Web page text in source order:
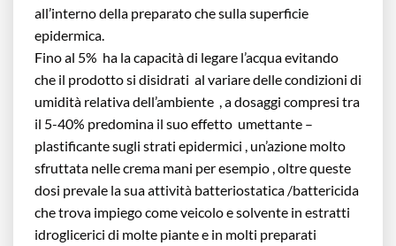
all’interno della preparato che sulla superficie
epidermica.
Fino al 5% ha la capacità di legare l’acqua evitando
che il prodotto si disidrati al variare delle condizioni di
umidità relativa dell’ambiente , a dosaggi compresi tra
il 5-40% predomina il suo effetto umettante –
plastificante sugli strati epidermici , un’azione molto
sfruttata nelle crema mani per esempio , oltre queste
dosi prevale la sua attività batteriostatica /battericida
che trova impiego come veicolo e solvente in estratti
idroglicerici di molte piante e in molti preparati